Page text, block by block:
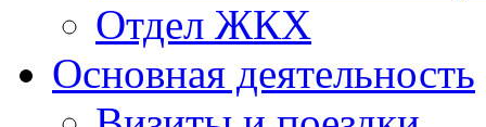
Отдел ЖКХ
Основная деятельность